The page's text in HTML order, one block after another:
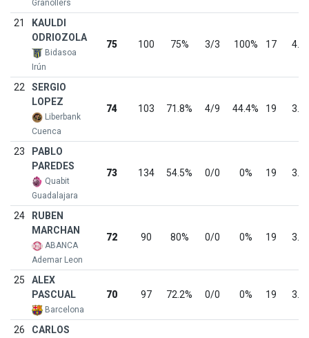
Granollers
21
KAULDI
ODRIOZOLA
Bidasoa
Irún
75 100 75% 3/3 100% 17 4.4
22
SERGIO
LOPEZ
Liberbank
Cuenca
74 103 71.8% 4/9 44.4% 19 3.9
23
PABLO
PAREDES
Quabit
Guadalajara
73 134 54.5% 0/0 0% 19 3.8
24
RUBEN
MARCHAN
ABANCA
Ademar Leon
72 90 80% 0/0 0% 19 3.8
25
ALEX
PASCUAL
Barcelona
70 97 72.2% 0/0 0% 19 3.7
26
CARLOS